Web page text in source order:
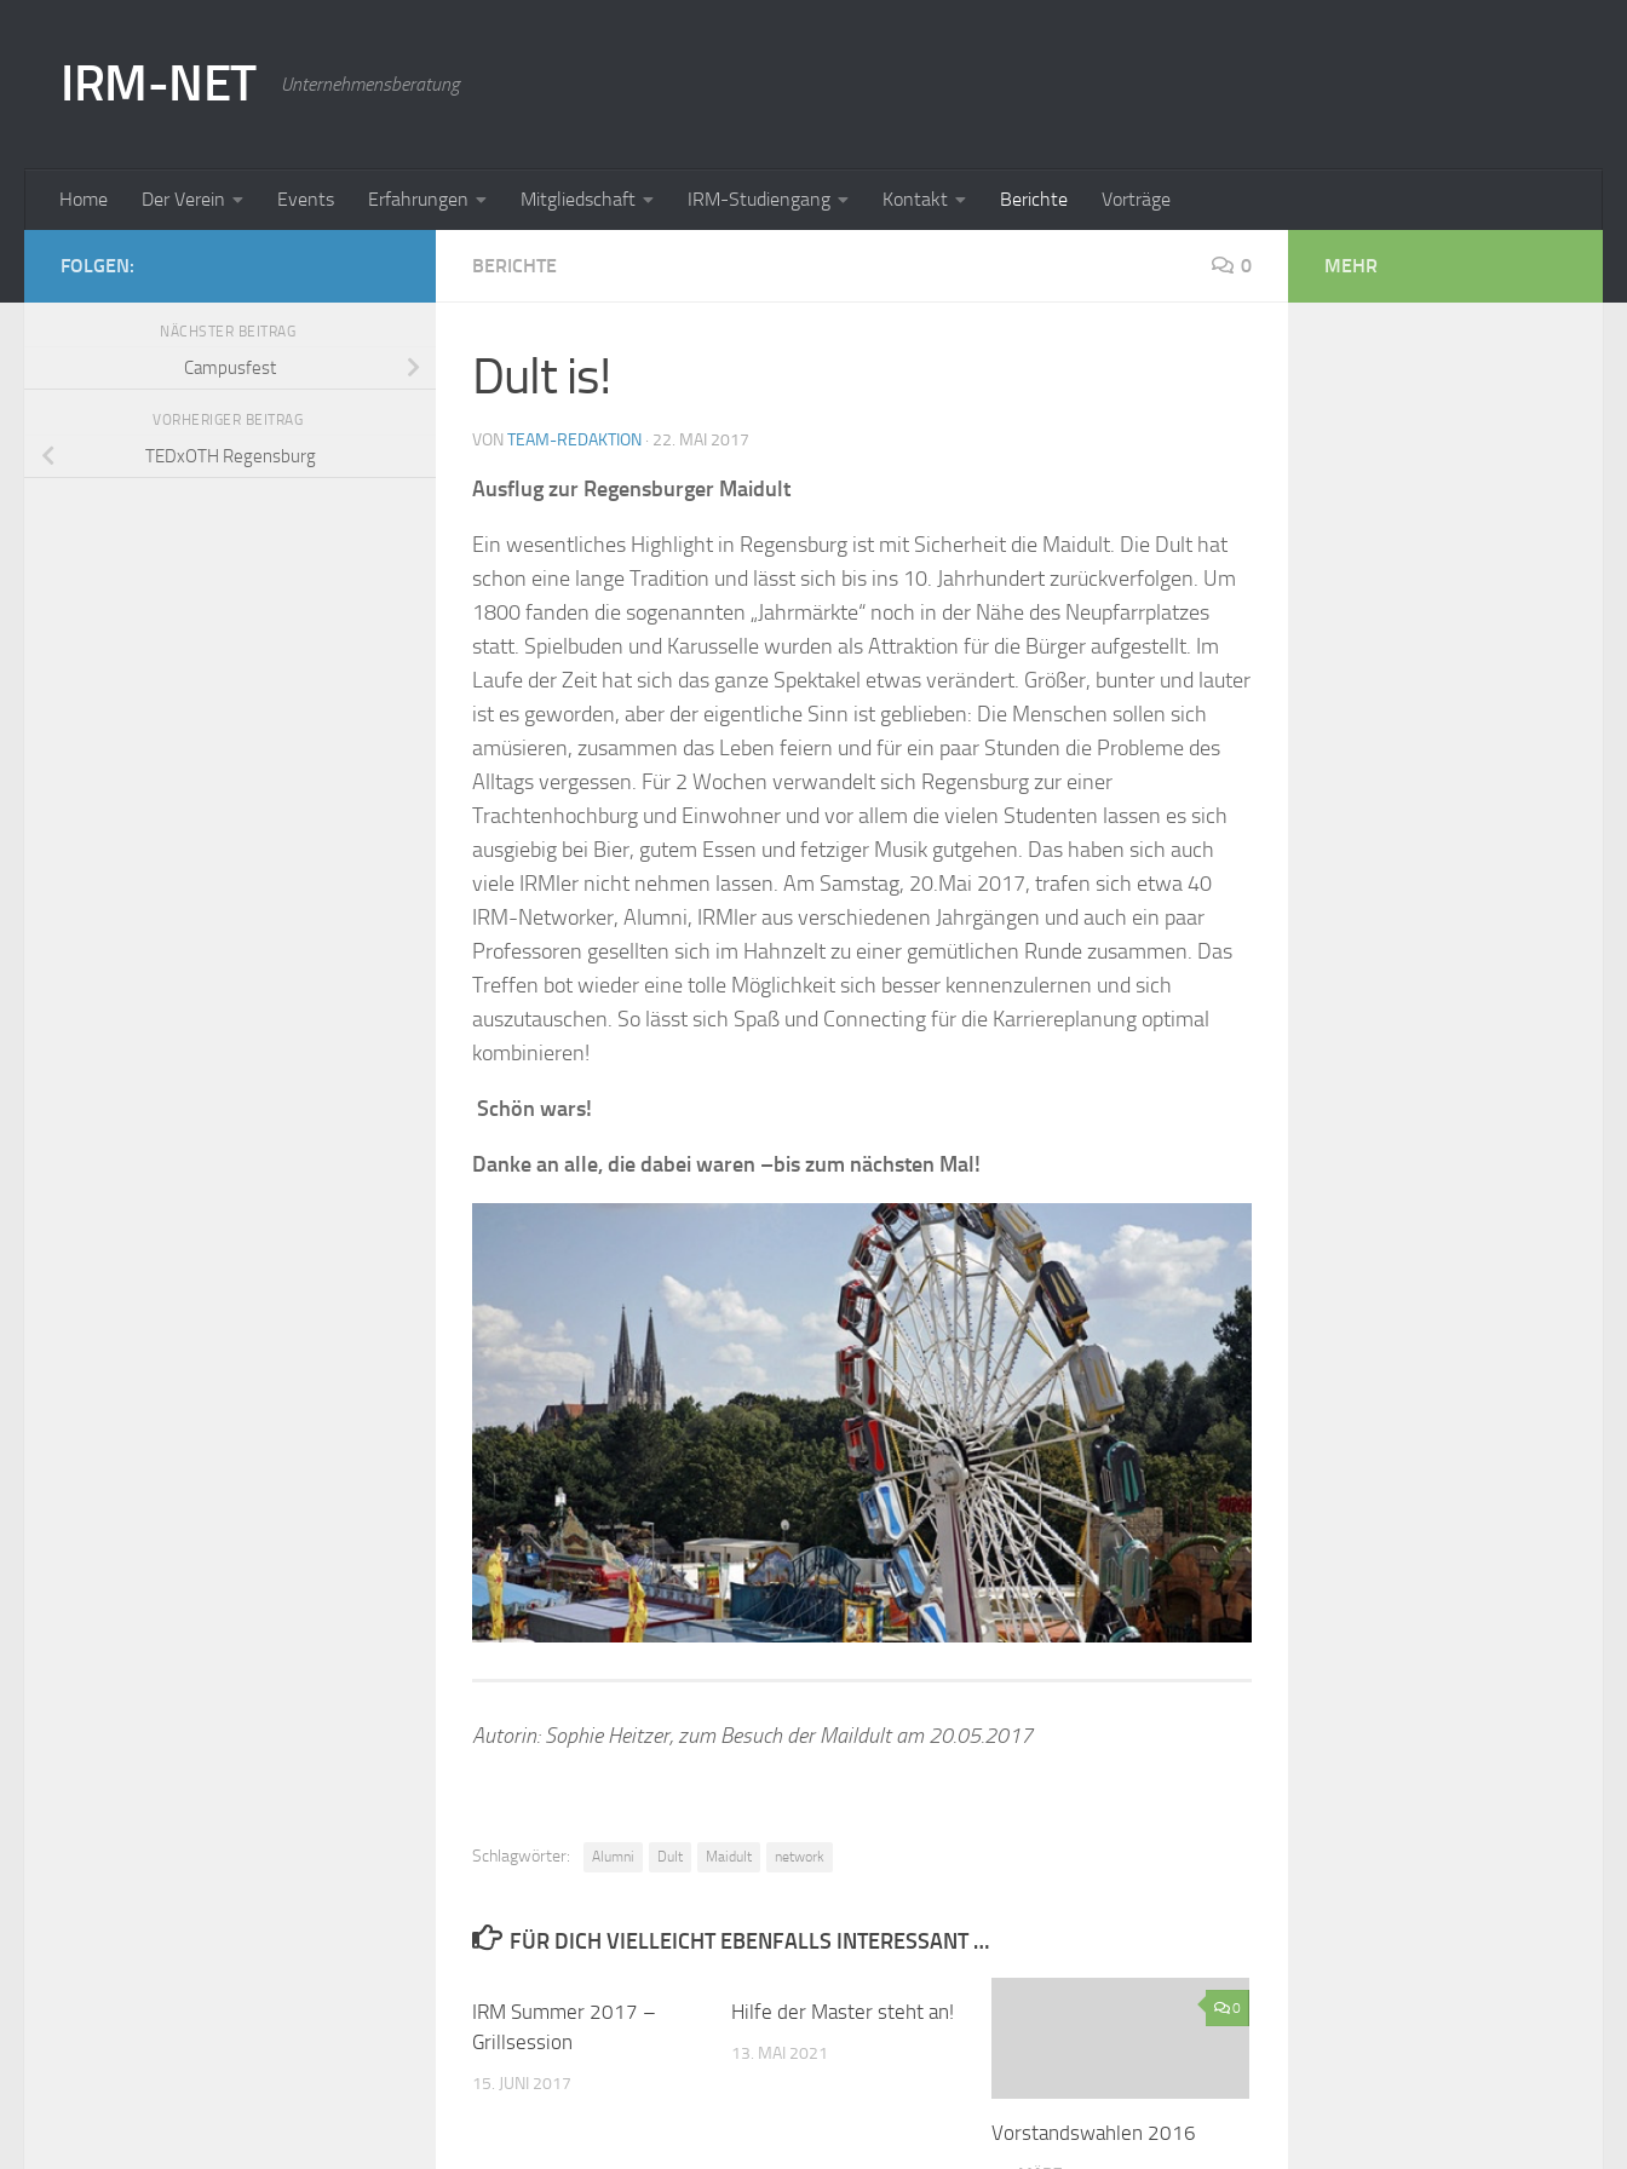
IRM-NET Unternehmensberatung
Home Der Verein Events Erfahrungen Mitgliedschaft IRM-Studiengang Kontakt Berichte Vorträge
BERICHTE 0
Dult is!
VON TEAM-REDAKTION · 22. MAI 2017
Ausflug zur Regensburger Maidult
Ein wesentliches Highlight in Regensburg ist mit Sicherheit die Maidult. Die Dult hat
schon eine lange Tradition und lässt sich bis ins 10. Jahrhundert zurückverfolgen. Um
1800 fanden die sogenannten „Jahrmärkte“ noch in der Nähe des Neupfarrplatzes
statt. Spielbuden und Karusselle wurden als Attraktion für die Bürger aufgestellt. Im
Laufe der Zeit hat sich das ganze Spektakel etwas verändert. Größer, bunter und lauter
ist es geworden, aber der eigentliche Sinn ist geblieben: Die Menschen sollen sich
amüsieren, zusammen das Leben feiern und für ein paar Stunden die Probleme des
Alltags vergessen. Für 2 Wochen verwandelt sich Regensburg zur einer
Trachtenhochburg und Einwohner und vor allem die vielen Studenten lassen es sich
ausgiebig bei Bier, gutem Essen und fetziger Musik gutgehen. Das haben sich auch
viele IRMler nicht nehmen lassen. Am Samstag, 20.Mai 2017, trafen sich etwa 40
IRM-Networker, Alumni, IRMler aus verschiedenen Jahrgängen und auch ein paar
Professoren gesellten sich im Hahnzelt zu einer gemütlichen Runde zusammen. Das
Treffen bot wieder eine tolle Möglichkeit sich besser kennenzulernen und sich
auszutauschen. So lässt sich Spaß und Connecting für die Karriereplanung optimal
kombinieren!
Schön wars!
Danke an alle, die dabei waren –bis zum nächsten Mal!
Autorin: Sophie Heitzer, zum Besuch der Maildult am 20.05.2017
Schlagwörter: Alumni Dult Maidult network
FÜR DICH VIELLEICHT EBENFALLS INTERESSANT …
IRM Summer 2017 –
Grillsession
15. JUNI 2017
Hilfe der Master steht an!
13. MAI 2021
0
Vorstandswahlen 2016
FOLGEN:
NÄCHSTER BEITRAG
Campusfest
VORHERIGER BEITRAG
TEDxOTH Regensburg
MEHR